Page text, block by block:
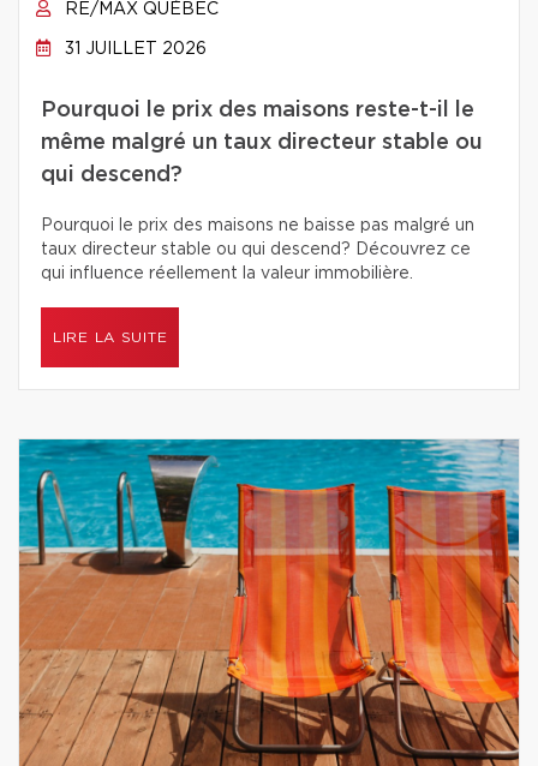
RE/MAX QUÉBEC
31 JUILLET 2026
Pourquoi le prix des maisons reste-t-il le
même malgré un taux directeur stable ou
qui descend?
Pourquoi le prix des maisons ne baisse pas malgré un
taux directeur stable ou qui descend? Découvrez ce
qui influence réellement la valeur immobilière.
LIRE LA SUITE